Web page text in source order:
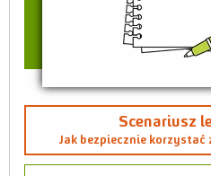
Scenariusz
Jak bezpiecznie korzystać